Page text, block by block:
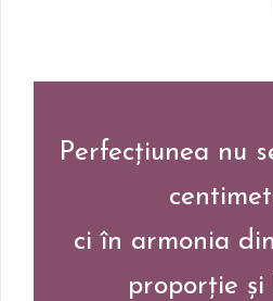
Perfecțiunea nu
ci în armonia
proporție și